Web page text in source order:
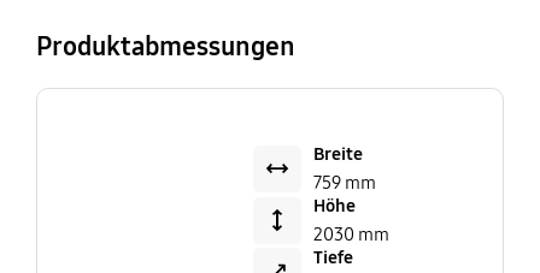
Produktabmessungen
Breite
759 mm
Höhe
2030 mm
Tiefe